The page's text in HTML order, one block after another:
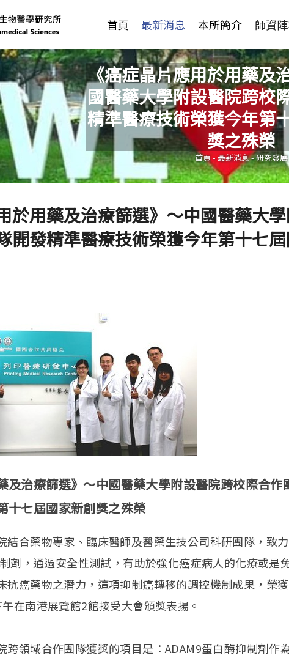
首頁 最新消息 本所簡介 師資
《癌症晶片應用於用藥及
國醫藥大學附設醫院跨校
精準醫療技術榮獲今年第
獎之殊榮
您在這裡
首頁-最新消息-研究發展
於用藥及治療篩選》～中國醫藥大
開發精準醫療技術榮獲今年第十七
及治療篩選》～中國醫藥大學附設醫院跨校際合作
十七屆國家新創獎之殊榮
結合藥物專家、臨床醫師及醫藥生技公司科研團隊，致
劑，通過安全性測試，有助於強化癌症病人的化療或是
抗癌藥物之潛力，這項抑制癌轉移的調控機制成果，榮
在南港展覽館2館接受大會頒獎表揚。
跨領域合作團隊獲獎的項目是：ADAM9蛋白酶抑制劑作